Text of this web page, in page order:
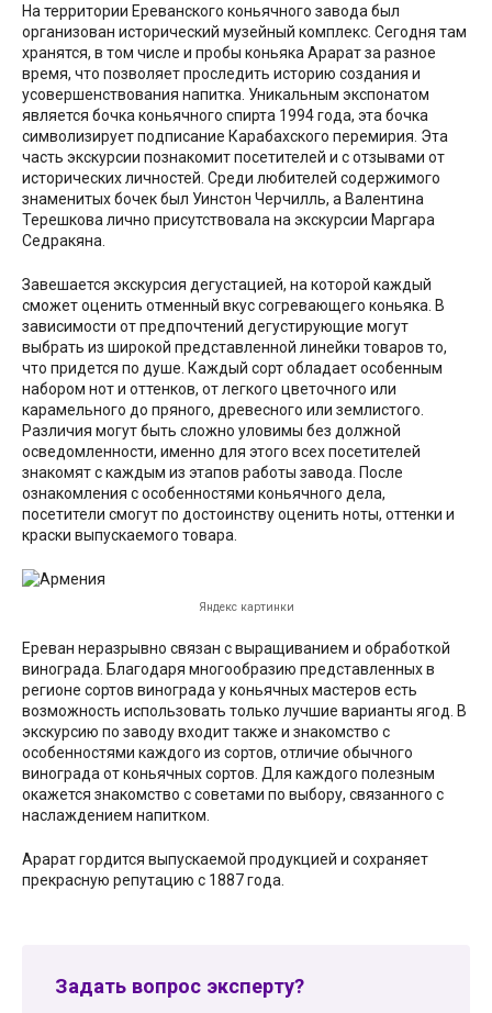
На территории Ереванского коньячного завода был
организован исторический музейный комплекс. Сегодня там
хранятся, в том числе и пробы коньяка Арарат за разное
время, что позволяет проследить историю создания и
усовершенствования напитка. Уникальным экспонатом
является бочка коньячного спирта 1994 года, эта бочка
символизирует подписание Карабахского перемирия. Эта
часть экскурсии познакомит посетителей и с отзывами от
исторических личностей. Среди любителей содержимого
знаменитых бочек был Уинстон Черчилль, а Валентина
Терешкова лично присутствовала на экскурсии Маргара
Седракяна.
Завешается экскурсия дегустацией, на которой каждый
сможет оценить отменный вкус согревающего коньяка. В
зависимости от предпочтений дегустирующие могут
выбрать из широкой представленной линейки товаров то,
что придется по душе. Каждый сорт обладает особенным
набором нот и оттенков, от легкого цветочного или
карамельного до пряного, древесного или землистого.
Различия могут быть сложно уловимы без должной
осведомленности, именно для этого всех посетителей
знакомят с каждым из этапов работы завода. После
ознакомления с особенностями коньячного дела,
посетители смогут по достоинству оценить ноты, оттенки и
краски выпускаемого товара.
Яндекс картинки
Ереван неразрывно связан с выращиванием и обработкой
винограда. Благодаря многообразию представленных в
регионе сортов винограда у коньячных мастеров есть
возможность использовать только лучшие варианты ягод. В
экскурсию по заводу входит также и знакомство с
особенностями каждого из сортов, отличие обычного
винограда от коньячных сортов. Для каждого полезным
окажется знакомство с советами по выбору, связанного с
наслаждением напитком.
Арарат гордится выпускаемой продукцией и сохраняет
прекрасную репутацию с 1887 года.
Задать вопрос эксперту?